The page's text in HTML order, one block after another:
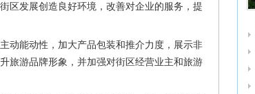
区发展创造良好环境，改善对企业的服务，提
动能动性，加大产品包装和推介力度，展示非
旅游品牌形象，并加强对街区经营业主和旅游